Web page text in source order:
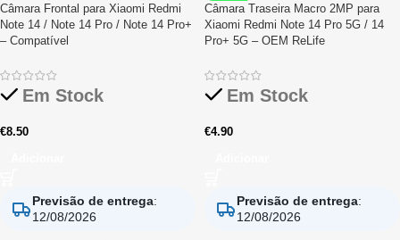
Câmara Frontal para Xiaomi Redmi
Note 14 / Note 14 Pro / Note 14 Pro+
– Compatível
Em Stock
€8.50
Previsão de entrega:
12/08/2026
RELIFE
Câmara Traseira Macro 2MP para
Xiaomi Redmi Note 14 Pro 5G / 14
Pro+ 5G – OEM ReLife
Em Stock
€4.90
Previsão de entrega:
12/08/2026